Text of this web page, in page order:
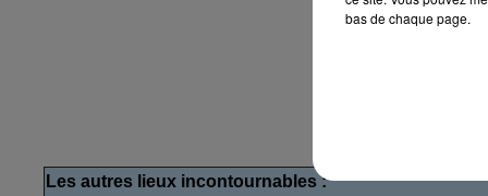
Les autres lieux incontournables :
bas de chaque page.